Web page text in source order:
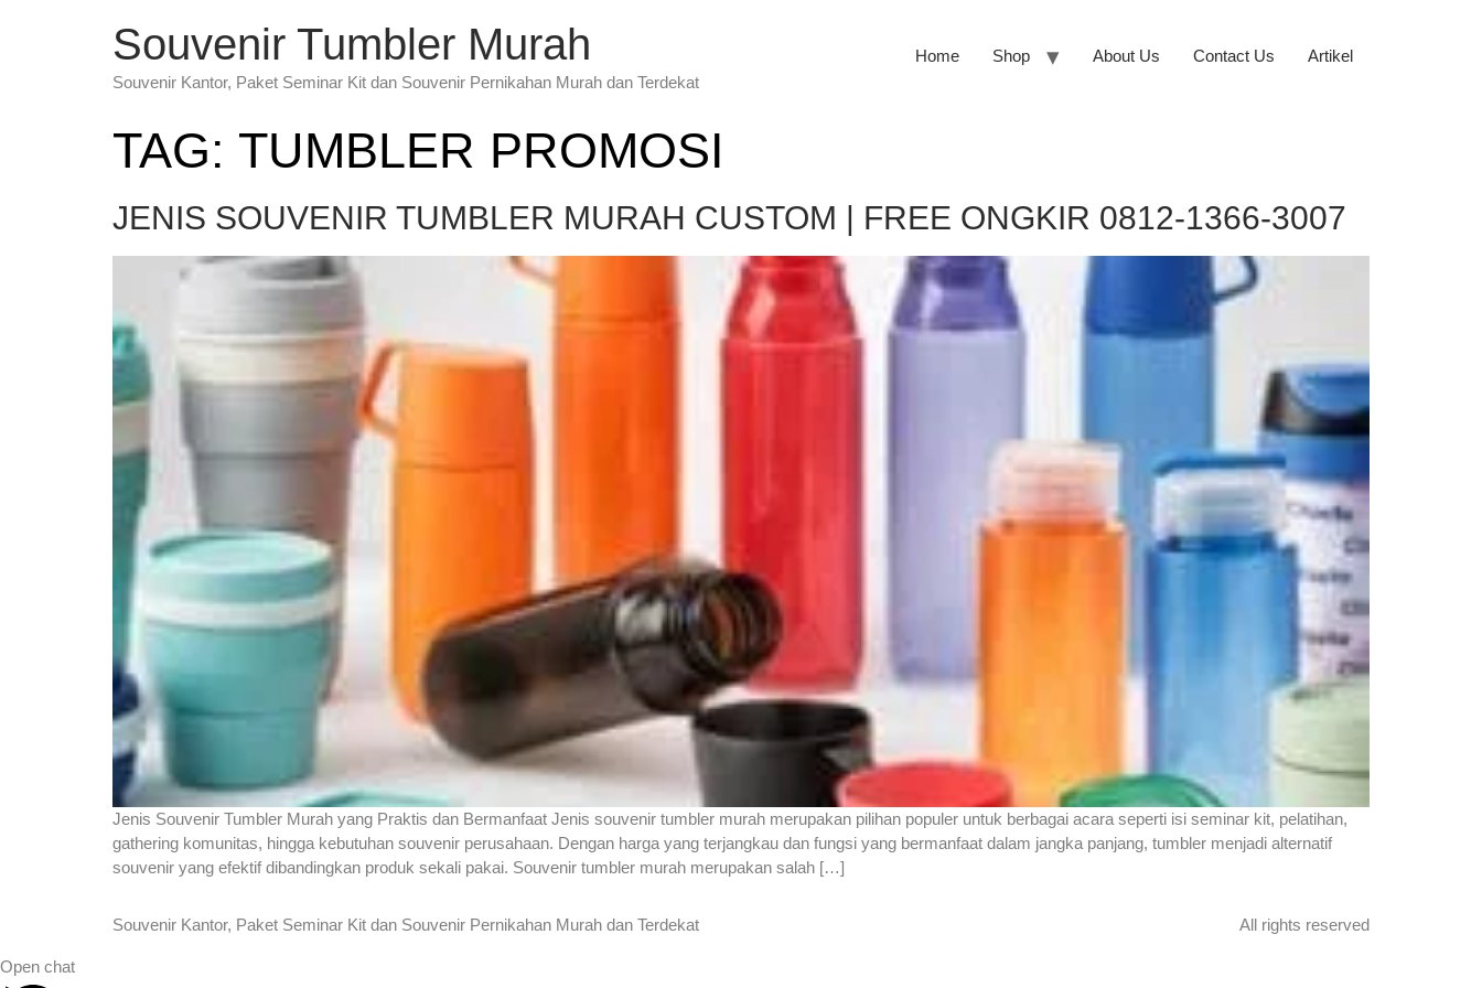
Souvenir Tumbler Murah
Souvenir Kantor, Paket Seminar Kit dan Souvenir Pernikahan Murah dan Terdekat
Home Shop About Us Contact Us Artikel
TAG: TUMBLER PROMOSI
JENIS SOUVENIR TUMBLER MURAH CUSTOM | FREE ONGKIR 0812-1366-3007
Jenis Souvenir Tumbler Murah yang Praktis dan Bermanfaat Jenis souvenir tumbler murah merupakan pilihan populer untuk berbagai acara seperti isi seminar kit, pelatihan,
gathering komunitas, hingga kebutuhan souvenir perusahaan. Dengan harga yang terjangkau dan fungsi yang bermanfaat dalam jangka panjang, tumbler menjadi alternatif
souvenir yang efektif dibandingkan produk sekali pakai. Souvenir tumbler murah merupakan salah […]
Souvenir Kantor, Paket Seminar Kit dan Souvenir Pernikahan Murah dan Terdekat All rights reserved
Open chat